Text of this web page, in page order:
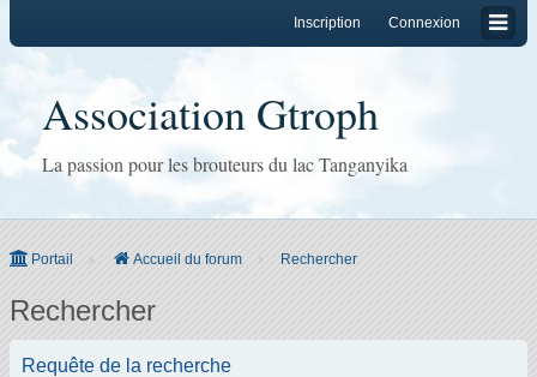
Connexion
Inscription
Association Gtroph
La passion pour les brouteurs du lac Tanganyika
Portail Accueil du forum Rechercher
Rechercher
Requête de la recherche